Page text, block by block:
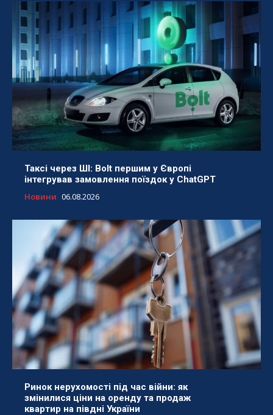
Таксі через ШІ: Bolt першим у Європі
інтегрував замовлення поїздок у ChatGPT
Новини 06.08.2026
Ринок нерухомості під час війни: як
змінилися ціни на оренду та продаж
квартир на півдні України